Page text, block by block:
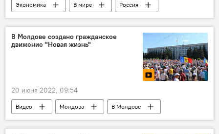
Экономика В мире
Россия
Китай
нефть
В Молдове создано гражданское
движение "Новая жизнь"
20 июня 2022, 09:54
Видео Молдова
В Молдове
протест